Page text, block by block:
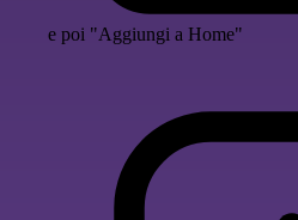
e poi "Aggiungi a Home"